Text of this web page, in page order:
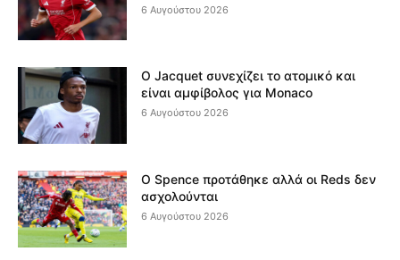
6 Αυγούστου 2026
Ο Jacquet συνεχίζει το ατομικό και
είναι αμφίβολος για Monaco
6 Αυγούστου 2026
Ο Spence προτάθηκε αλλά οι Reds δεν
ασχολούνται
6 Αυγούστου 2026